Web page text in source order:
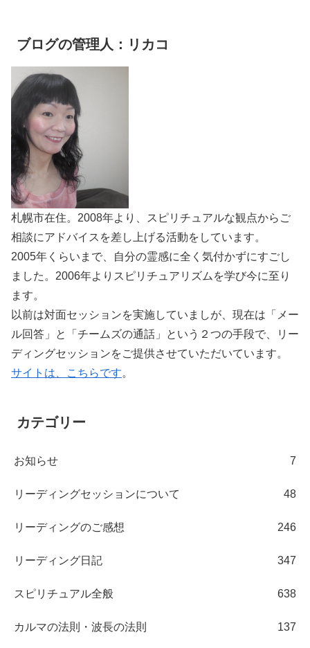
ブログの管理人：リカコ
札幌市在住。2008年より、スピリチュアルな観点からご
相談にアドバイスを差し上げる活動をしています。
2005年くらいまで、自分の霊感に全く気付かずにすごし
ました。2006年よりスピリチュアリズムを学び今に至り
ます。
以前は対面セッションを実施していましが、現在は「メー
ル回答」と「チームズの通話」という２つの手段で、リー
ディングセッションをご提供させていただいています。
サイトは、こちらです。
カテゴリー
お知らせ 7
リーディングセッションについて 48
リーディングのご感想 246
リーディング日記 347
スピリチュアル全般 638
カルマの法則・波長の法則 137